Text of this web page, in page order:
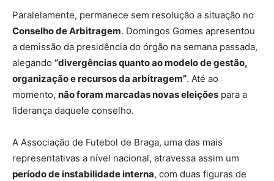
Paralelamente, permanece sem resolução a situação no
Conselho de Arbitragem. Domingos Gomes apresentou
a demissão da presidência do órgão na semana passada,
alegando “divergências quanto ao modelo de gestão,
organização e recursos da arbitragem”. Até ao
momento, não foram marcadas novas eleições para a
liderança daquele conselho.
A Associação de Futebol de Braga, uma das mais
representativas a nível nacional, atravessa assim um
período de instabilidade interna, com duas figuras de